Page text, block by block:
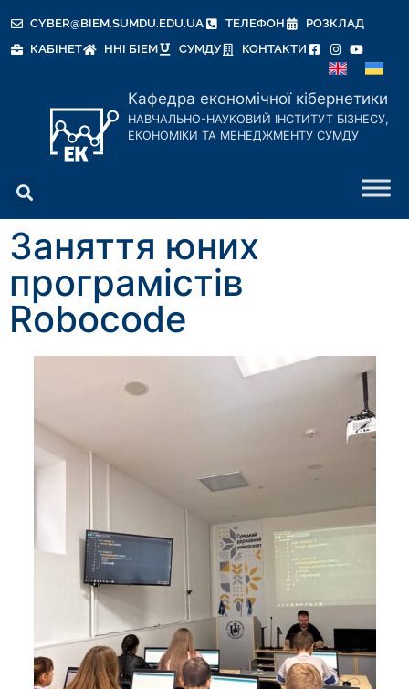
CYBER@BIEM.SUMDU.EDU.UA ТЕЛЕФОН
РОЗКЛАД
КАБІНЕТ
ННІ БІЕМ СУМДУ КОНТАКТИ
Кафедра економічної кібернетики
НАВЧАЛЬНО-НАУКОВИЙ ІНСТИТУТ БІЗНЕСУ,
ЕКОНОМІКИ ТА МЕНЕДЖМЕНТУ СУМДУ
Заняття юних
програмістів
Robocode